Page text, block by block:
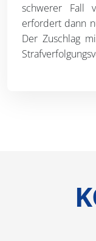
schwerer Fall
erfordert dann
Der Zuschlag